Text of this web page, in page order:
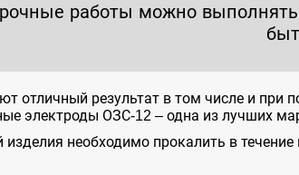
работы можно
отличный результат в том числе и при
электроды ОЗС-12 – одна из лучших
изделия необходимо прокалить в